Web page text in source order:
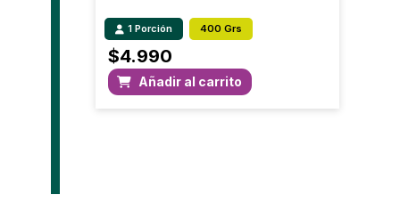
1 Porción 400 Grs
$4.990
Añadir al carrito